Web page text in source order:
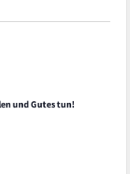
und Gutes tun!